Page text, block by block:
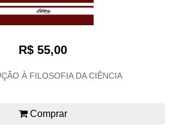
R$ 55,00
À FILOSOFIA DA CIÊNCIA
Comprar